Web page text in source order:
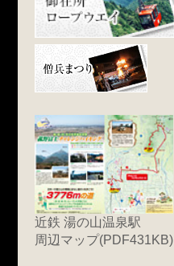
近鉄 湯の山温泉駅
周辺マップ(PDF431KB)